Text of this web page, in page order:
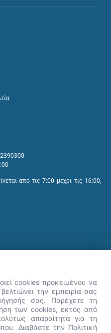
από τις 7:00 μέχρι τις 16:00,
Είμαι η Νόησις.
μπορώ να σε βοηθήσω
cookies προκειμένου να
την εμπειρία σας
σας. Παρέχετε τη
των cookies, εκτός από
απαραίτητα για τη
Διαβάστε την Πολιτική